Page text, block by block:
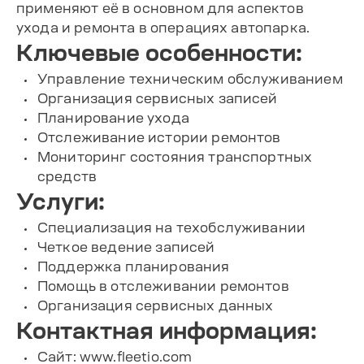
применяют её в основном для аспектов
ухода и ремонта в операциях автопарка.
Ключевые особенности:
Управление техническим обслуживанием
Организация сервисных записей
Планирование ухода
Отслеживание истории ремонтов
Мониторинг состояния транспортных
средств
Услуги:
Специализация на техобслуживании
Четкое ведение записей
Поддержка планирования
Помощь в отслеживании ремонтов
Организация сервисных данных
Контактная информация:
Сайт: www.fleetio.com